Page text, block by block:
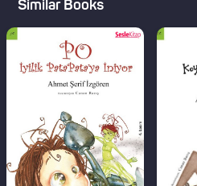
Similar Books